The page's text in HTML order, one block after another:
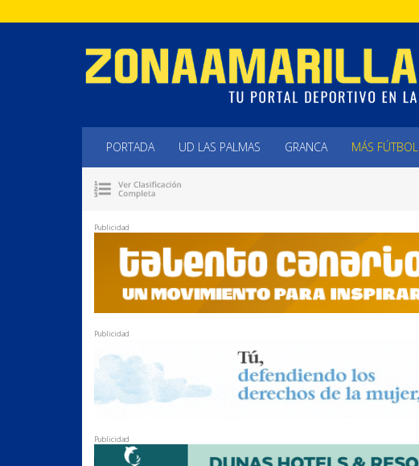
PORTADA UD LAS PALMAS GRANCA MÁS FÚTBOL
Publicidad
Publicidad
Publicidad